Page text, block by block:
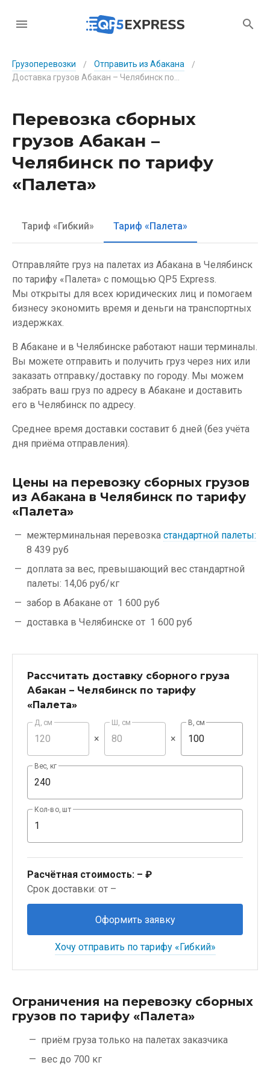
Грузоперевозки / Отправить из Абакана
/
Перевозка сборных
грузов Абакан –
Челябинск по тарифу
«Палета»
Тариф «Гибкий» Тариф «Палета»
Отправляйте груз на палетах из Абакана в Челябинск
по тарифу «Палета» с помощью QP5 Express.
Мы открыты для всех юридических лиц и помогаем
бизнесу экономить время и деньги на транспортных
издержках.
В Абакане и в Челябинске работают наши терминалы.
Вы можете отправить и получить груз через них или
заказать отправку/доставку по городу. Мы можем
забрать ваш груз по адресу в Абакане и доставить
его в Челябинск по адресу.
Среднее время доставки составит 6 дней (без учёта
дня приёма отправления).
Цены на перевозку сборных грузов
из Абакана в Челябинск по тарифу
«Палета»
межтерминальная перевозка стандартной палеты:
8 439 руб
доплата за вес, превышающий вес стандартной
палеты: 14,06 руб/кг
забор в Абакане от 1 600 руб
доставка в Челябинске от 1 600 руб
Рассчитать доставку сборного груза
Абакан – Челябинск по тарифу
«Палета»
Д, см
×
Ш, см
×
В, см
Вес, кг
Кол-во, шт
Расчётная стоимость: – ₽
Срок доставки: от –
Оформить заявку
Хочу отправить по тарифу «Гибкий»
Ограничения на перевозку сборных
грузов по тарифу «Палета»
приём груза только на палетах заказчика
вес до 700 кг